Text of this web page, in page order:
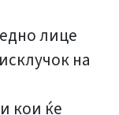
лице
на
кои ќе